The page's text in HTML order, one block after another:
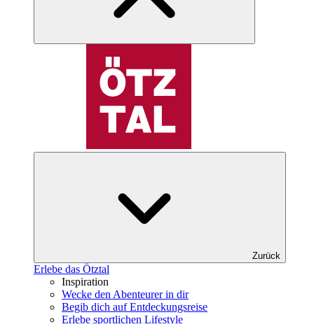
Zurück
Erlebe das Ötztal
Inspiration
Wecke den Abenteurer in dir
Begib dich auf Entdeckungsreise
Erlebe sportlichen Lifestyle